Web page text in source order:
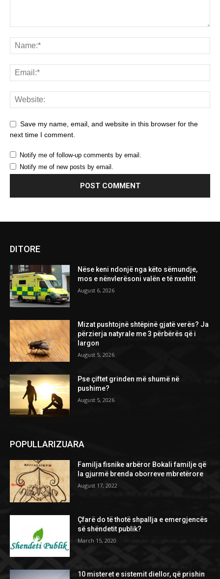
Save my name, email, and website in this browser for the
next time I comment.
Notify me of follow-up comments by email.
Notify me of new posts by email.
DITORE
Nëse keni ndonjë nga këto sëmundje,
mos e nënvlerësoni valën e të nxehtit
August 6, 2026
Mizat pushtojnë shtëpinë gjatë verës? Ja
përzierja natyrale me 3 përbërës që i
largon
August 5, 2026
Pse çiftet grinden më shumë në
pushime?
August 5, 2026
POPULLARIZUARA
Familja fisnike arbëror Bokali familje që
la gjurmë brenda oborreve mbretërore
August 17, 2022
Çfarë do të thotë shpallja e emergjencës
së shëndetit publik?
March 15, 2020
10 misteret e sistemit diellor, që prishin